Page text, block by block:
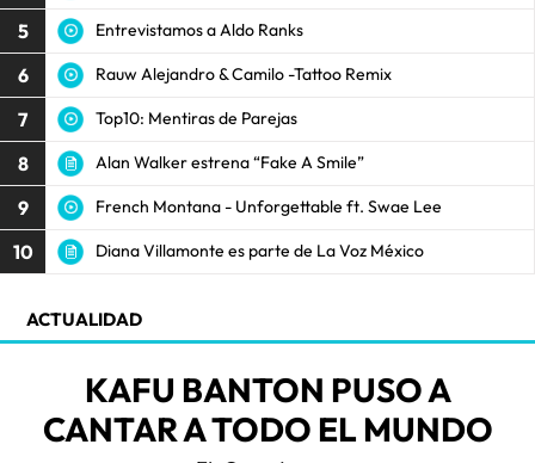
5 Entrevistamos a Aldo Ranks
6 Rauw Alejandro & Camilo -Tattoo Remix
7 Top10: Mentiras de Parejas
8 Alan Walker estrena “Fake A Smile”
9 French Montana - Unforgettable ft. Swae Lee
10 Diana Villamonte es parte de La Voz México
ACTUALIDAD
KAFU BANTON PUSO A
CANTAR A TODO EL MUNDO